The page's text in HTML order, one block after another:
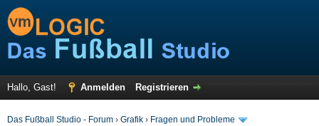
Hallo, Gast! Anmelden Registrieren
Das Fußball Studio - Forum › Grafik › Fragen und Probleme